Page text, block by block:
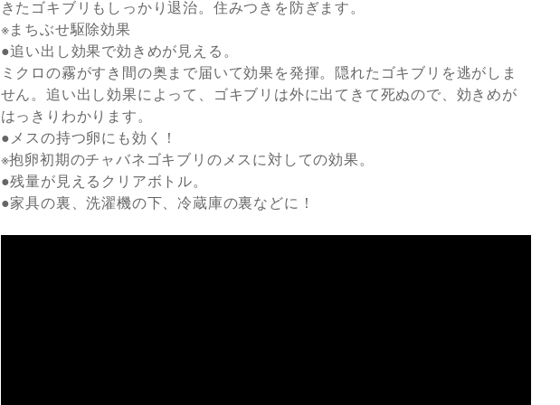
きたゴキブリもしっかり退治。住みつきを防ぎます。
※まちぶせ駆除効果
●追い出し効果で効きめが見える。
ミクロの霧がすき間の奥まで届いて効果を発揮。隠れたゴキブリを逃がしま
せん。追い出し効果によって、ゴキブリは外に出てきて死ぬので、効きめが
はっきりわかります。
●メスの持つ卵にも効く！
※抱卵初期のチャバネゴキブリのメスに対しての効果。
●残量が見えるクリアボトル。
●家具の裏、洗濯機の下、冷蔵庫の裏などに！